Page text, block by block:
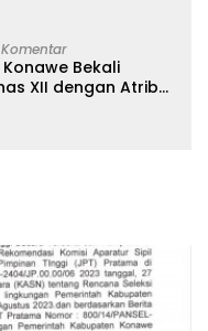
Bekali
XII dengan Atribut